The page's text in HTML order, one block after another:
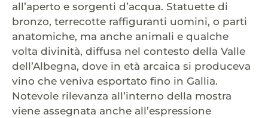
all’aperto e sorgenti d’acqua. Statuette di
bronzo, terrecotte raffiguranti uomini, o parti
anatomiche, ma anche animali e qualche
volta divinità, diffusa nel contesto della Valle
dell’Albegna, dove in età arcaica si produceva
vino che veniva esportato fino in Gallia.
Notevole rilevanza all’interno della mostra
viene assegnata anche all’espressione